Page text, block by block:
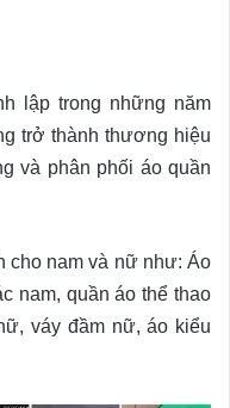
lập trong những năm
trở thành thương hiệu
và phân phối áo quần
cho nam và nữ như: Áo
nam, quần áo thể thao
váy đầm nữ, áo kiểu